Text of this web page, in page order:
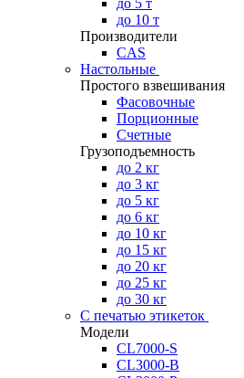
до 5 т
до 10 т
Производители
CAS
Настольные
Простого взвешивания
Фасовочные
Порционные
Счетные
Грузоподъемность
до 2 кг
до 3 кг
до 5 кг
до 6 кг
до 10 кг
до 15 кг
до 20 кг
до 25 кг
до 30 кг
С печатью этикеток
Модели
CL7000-S
CL3000-B